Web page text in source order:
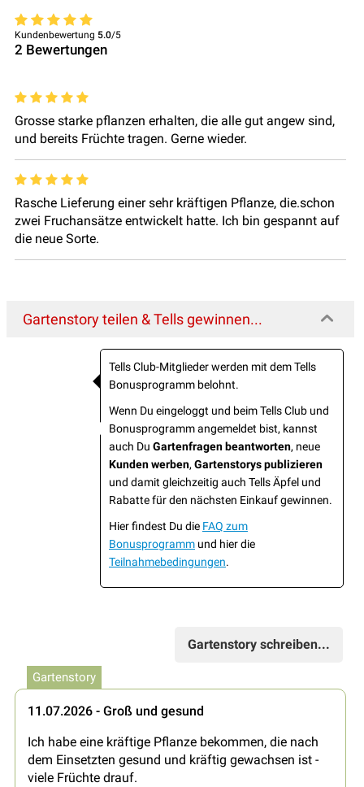
Kundenbewertung 5.0/5
2 Bewertungen
Grosse starke pflanzen erhalten, die alle gut angew sind,
und bereits Früchte tragen. Gerne wieder.
Rasche Lieferung einer sehr kräftigen Pflanze, die.schon
zwei Fruchansätze entwickelt hatte. Ich bin gespannt auf
die neue Sorte.
Gartenstory teilen & Tells gewinnen...
Tells Club-Mitglieder werden mit dem Tells
Bonusprogramm belohnt.
Wenn Du eingeloggt und beim Tells Club und
Bonusprogramm angemeldet bist, kannst
auch Du Gartenfragen beantworten, neue
Kunden werben, Gartenstorys publizieren
und damit gleichzeitig auch Tells Äpfel und
Rabatte für den nächsten Einkauf gewinnen.
Hier findest Du die FAQ zum
Bonusprogramm und hier die
Teilnahmebedingungen.
Gartenstory schreiben...
Gartenstory
11.07.2026 - Groß und gesund
Ich habe eine kräftige Pflanze bekommen, die nach
dem Einsetzten gesund und kräftig gewachsen ist -
viele Früchte drauf.